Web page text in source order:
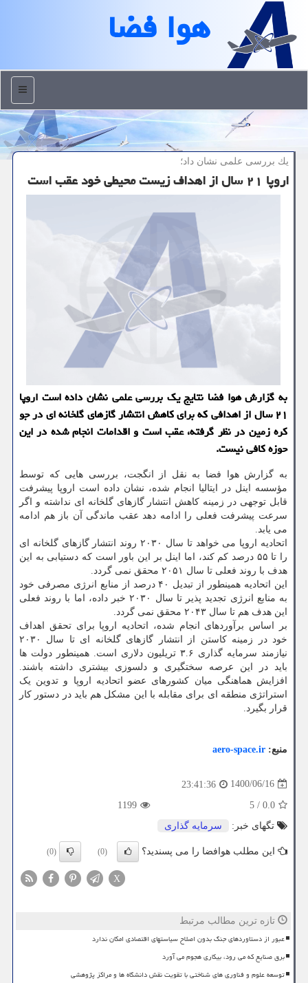
هوا فضا
منو
یك بررسی علمی نشان داد؛
اروپا ۲۱ سال از اهداف زیست محیطی خود عقب است
به گزارش هوا فضا نتایج یک بررسی علمی نشان داده است اروپا
۲۱ سال از اهدافی که برای کاهش انتشار گازهای گلخانه ای در جو
کره زمین در نظر گرفته، عقب است و اقدامات انجام شده در این
حوزه کافی نیست.
به گزارش هوا فضا به نقل از انگجت، بررسی هایی که توسط
مؤسسه اینل در ایتالیا انجام شده، نشان داده است اروپا پیشرفت
قابل توجهی در زمینه کاهش انتشار گازهای گلخانه ای نداشته و اگر
سرعت پیشرفت فعلی را ادامه دهد عقب ماندگی آن باز هم ادامه
می یابد.
اتحادیه اروپا می خواهد تا سال ۲۰۳۰ روند انتشار گازهای گلخانه ای
را تا ۵۵ درصد کم کند، اما اینل بر این باور است که دستیابی به این
هدف با روند فعلی تا سال ۲۰۵۱ محقق نمی گردد.
این اتحادیه همینطور از تبدیل ۴۰ درصد از منابع انرژی مصرفی خود
به منابع انرژی تجدید پذیر تا سال ۲۰۳۰ خبر داده، اما با روند فعلی
این هدف هم تا سال ۲۰۴۳ محقق نمی گردد.
بر اساس برآوردهای انجام شده، اتحادیه اروپا برای تحقق اهداف
خود در زمینه کاستن از انتشار گازهای گلخانه ای تا سال ۲۰۳۰
نیازمند سرمایه گذاری ۳.۶ تریلیون دلاری است. همینطور دولت ها
باید در این عرصه سختگیری و دلسوزی بیشتری داشته باشند.
افزایش هماهنگی میان کشورهای عضو اتحادیه اروپا و تدوین یک
استراتژی منطقه ای برای مقابله با این مشکل هم باید در دستور کار
قرار بگیرد.
منبع: aero-space.ir
1400/06/16
23:41:36
0.0
/
5
1199
تگهای خبر:
سرمایه گذاری
این مطلب هوافضا را می پسندید؟ (0)
(0)
X
تازه ترین مطالب مرتبط
عبور از دستاوردهای جنگ بدون اصلاح سیاستهای اقتصادی امکان ندارد
برق صنایع که می رود، بیکاری هجوم می آورد
توسعه علوم و فناوری های شناختی با تقویت نقش دانشگاه ها و مراکز پژوهشی